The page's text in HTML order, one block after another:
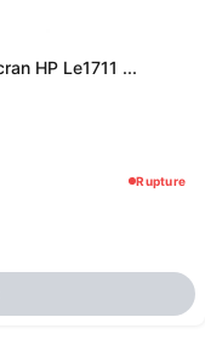
Pack Pc HP EliteDesk 800 G1 USDT +Ecran HP Le1711 ...
Rupture